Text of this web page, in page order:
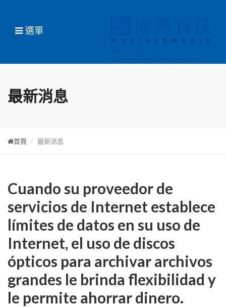
選單
最新消息
首頁 最新消息
Cuando su proveedor de
servicios de Internet establece
límites de datos en su uso de
Internet, el uso de discos
ópticos para archivar archivos
grandes le brinda flexibilidad y
le permite ahorrar dinero.